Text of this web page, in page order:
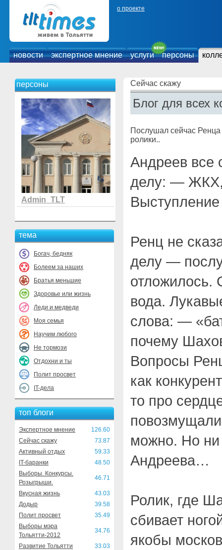
о проекте
новости экспертное мнение услуги персоны
персоны
Admin_TLT
тема
Богач, бедняк
Болеем за наших
Братья меньшие
Здоровье или жизнь
Леди и медведи
Моя семья
Научим любого
Не тормози
Отдохни и ты
Полит просвет
IT-дела
топ блоги
Экспертное мнение
126.60
Сейчас скажу
73.87
Активный отдых
59.33
IT-баранки
48.50
Выборы. Конкурсы.
Розыгрыши.
46.71
Вкусная жизнь
43.03
Додыр
39.58
Полит просвет
35.49
Выборы мэра
Тольятти-2012
34.76
Развитие Тольятти 33.03
Сейчас скажу
Блог для всех
Послушал сейчас
ролики..
Андреев все
делу: —
Ренц не
делу —
отложилось.
вода.
слова: —
почему
Вопросы
как
то про
можно. Но ни
Андреева…
Ролик, где
сбивает
якобы